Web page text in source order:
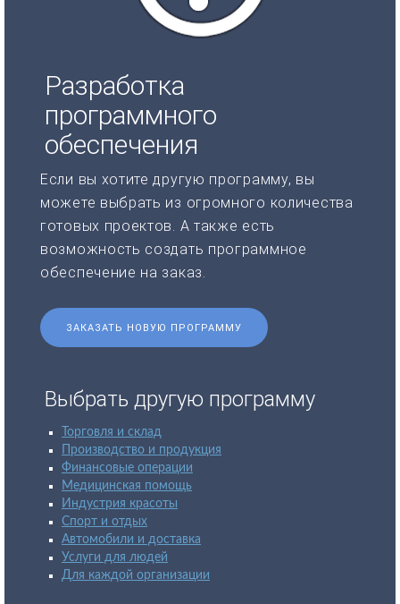
Разработка
программного
обеспечения
Если вы хотите другую программу, вы
можете выбрать из огромного количества
готовых проектов. А также есть
возможность создать программное
обеспечение на заказ.
ЗАКАЗАТЬ НОВУЮ ПРОГРАММУ
Выбрать другую программу
Торговля и склад
Производство и продукция
Финансовые операции
Медицинская помощь
Индустрия красоты
Спорт и отдых
Автомобили и доставка
Услуги для людей
Для каждой организации